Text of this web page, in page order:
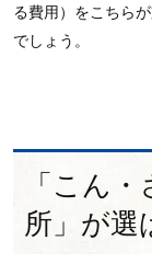
る費用）をこちら
でしょう。
「こん
所」が選